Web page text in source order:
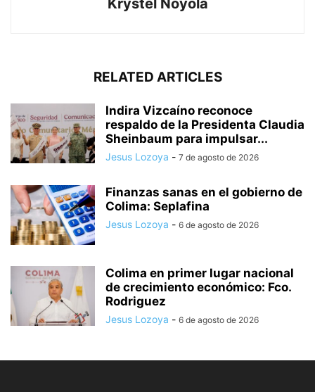
Krystel Noyola
RELATED ARTICLES
Indira Vizcaíno reconoce
respaldo de la Presidenta Claudia
Sheinbaum para impulsar...
Jesus Lozoya - 7 de agosto de 2026
Finanzas sanas en el gobierno de
Colima: Seplafina
Jesus Lozoya - 6 de agosto de 2026
Colima en primer lugar nacional
de crecimiento económico: Fco.
Rodriguez
Jesus Lozoya - 6 de agosto de 2026